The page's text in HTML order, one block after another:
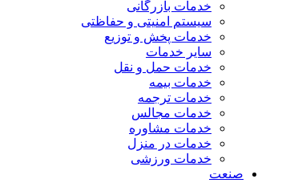
خدمات بازرگانی
سیستم امنیتی و حفاظتی
خدمات پخش و توزیع
سایر خدمات
خدمات حمل و نقل
خدمات بیمه
خدمات ترجمه
خدمات مجالس
خدمات مشاوره
خدمات در منزل
خدمات ورزشی
صنعت